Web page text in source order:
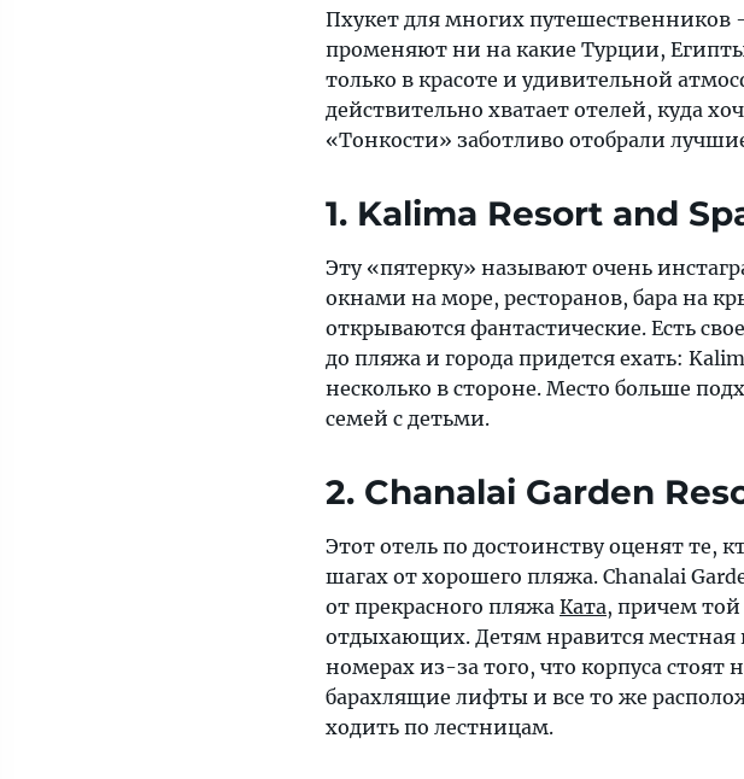
и
снова.
«Тонкости»
заботливо
отобрали
них
и
готовы
списком
Пхукет для многих путешественников
променяют ни на какие Турции,
только в красоте и удивительной
действительно хватает отелей, куда
«Тонкости» заботливо отобрали
1. Kalima Resort and
Эту «пятерку» называют очень
окнами на море, ресторанов, бара на
открываются фантастические. Есть
до пляжа и города придется ехать:
несколько в стороне. Место больше
семей с детьми.
2. Chanalai Garden
Этот отель по достоинству оценят те,
шагах от хорошего пляжа. Chanalai
от прекрасного пляжа Ката, причем той
отдыхающих. Детям нравится местная
номерах из-за того, что корпуса
барахлящие лифты и все то же
ходить по лестницам.